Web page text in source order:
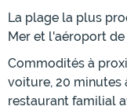
La plage la plus
Mer et l'aéroport
Commodités à
voiture, 20 minutes
restaurant familial